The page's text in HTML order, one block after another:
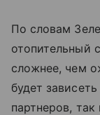
По словам
отопительный
сложнее, чем
будет
партнеров,